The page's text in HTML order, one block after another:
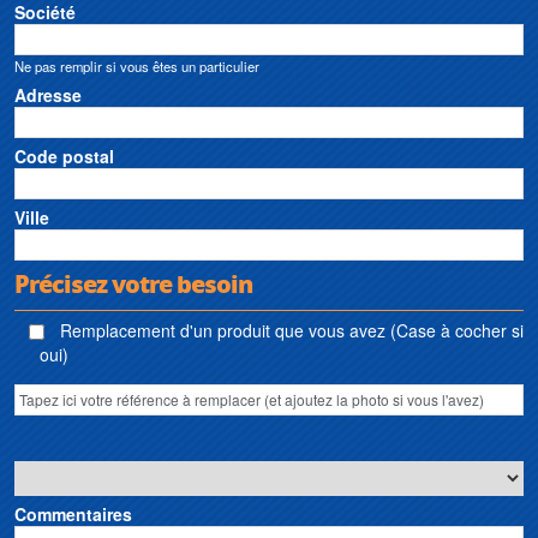
Société
Ne pas remplir si vous êtes un particulier
Adresse
Code postal
Ville
Précisez votre besoin
Remplacement d'un produit que vous avez (Case à cocher si
oui)
Commentaires